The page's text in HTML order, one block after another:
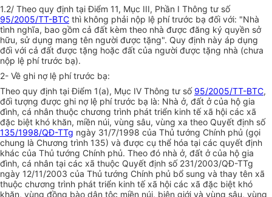
1.2/ Theo quy định tại Điểm 11, Mục III, Phần I Thông tư số
95/2005/TT-BTC thì không phải nộp lệ phí trước bạ đối với: "Nhà
tình nghĩa, bao gồm cả đất kèm theo nhà được đăng ký quyền sở
hữu, sử dụng mang tên người được tặng". Quy định này áp dụng
đối với cả đất được tặng hoặc đất của người được tặng nhà (chưa
nộp lệ phí trước bạ).
2- Về ghi nợ lệ phí trước bạ:
Theo quy định tại Điểm 1(a), Mục IV Thông tư số 95/2005/TT-BTC,
đối tượng được ghi nợ lệ phí trước bạ là: Nhà ở, đất ở của hộ gia
đình, cá nhân thuộc chương trình phát triển kinh tế xã hội các xã
đặc biệt khó khăn, miền núi, vùng sâu, vùng xa theo Quyết định số
135/1998/QĐ-TTg ngày 31/7/1998 của Thủ tướng Chính phủ (gọi
chung là Chương trình 135) và được cụ thể hóa tại các quyết định
khác của Thủ tướng Chính phủ. Theo đó nhà ở, đất ở của hộ gia
đình, cá nhân tại các xã thuộc Quyết định số 231/2003/QĐ-TTg
ngày 12/11/2003 của Thủ tướng Chính phủ bổ sung và thay tên xã
thuộc chương trình phát triển kinh tế xã hội các xã đặc biệt khó
khăn, vùng đồng bào dân tộc miền núi, biên giới và vùng sâu, vùng